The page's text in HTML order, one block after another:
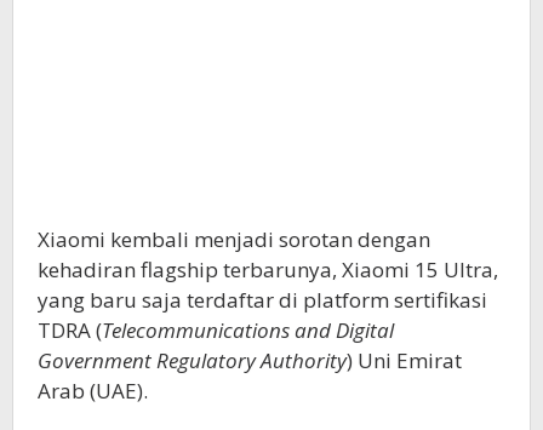
Xiaomi kembali menjadi sorotan dengan
kehadiran flagship terbarunya, Xiaomi 15 Ultra,
yang baru saja terdaftar di platform sertifikasi
TDRA (Telecommunications and Digital
Government Regulatory Authority) Uni Emirat
Arab (UAE).